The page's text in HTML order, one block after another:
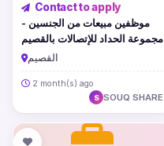
Contact to apply
موظفين مبيعات من الجنسين -
مجموعة الحداد للإتصالات بالقصيم
القصيم
2 month(s) ago
S SOUQ SHARE